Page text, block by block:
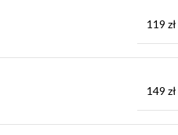
119 zł
149 zł